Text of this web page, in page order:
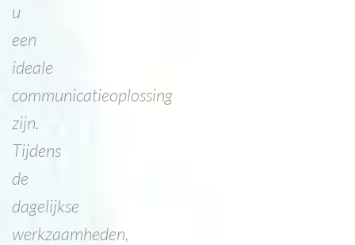
u
een
ideale
communicatieoplossing
zijn.
Tijdens
de
dagelijkse
werkzaamheden,